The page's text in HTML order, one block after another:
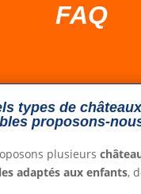
FAQ
types de châteaux
proposons-
plusieurs
adaptés aux enfants,